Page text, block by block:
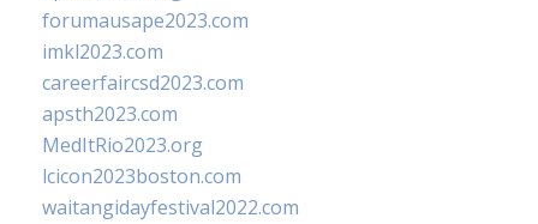
forumausape2023.com
imkl2023.com
careerfaircsd2023.com
apsth2023.com
MedItRio2023.org
lcicon2023boston.com
waitangidayfestival2022.com